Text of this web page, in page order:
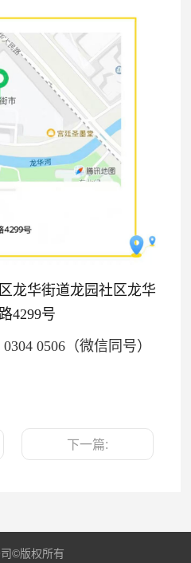
龙华街道龙园社区龙华
4299号
0506（微信同号）
下一篇:
©版权所有